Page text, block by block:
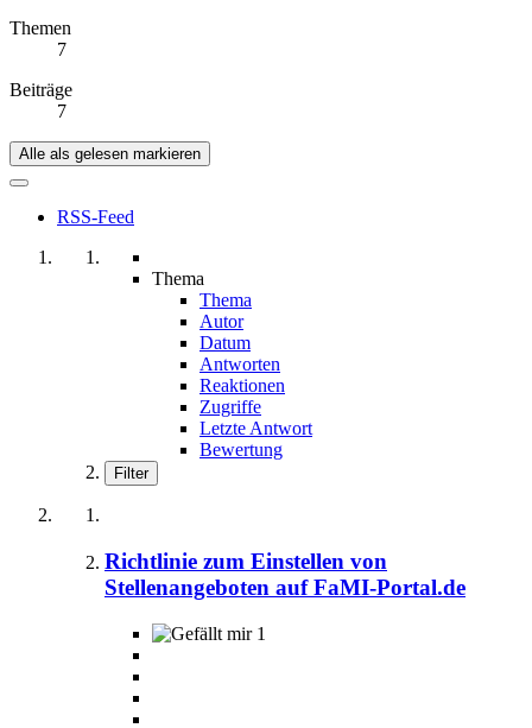
Themen
7
Beiträge
7
Alle als gelesen markieren
RSS-Feed
Thema
Thema
Autor
Datum
Antworten
Reaktionen
Zugriffe
Letzte Antwort
Bewertung
Filter
Richtlinie zum Einstellen von
Stellenangeboten auf FaMI-Portal.de
1